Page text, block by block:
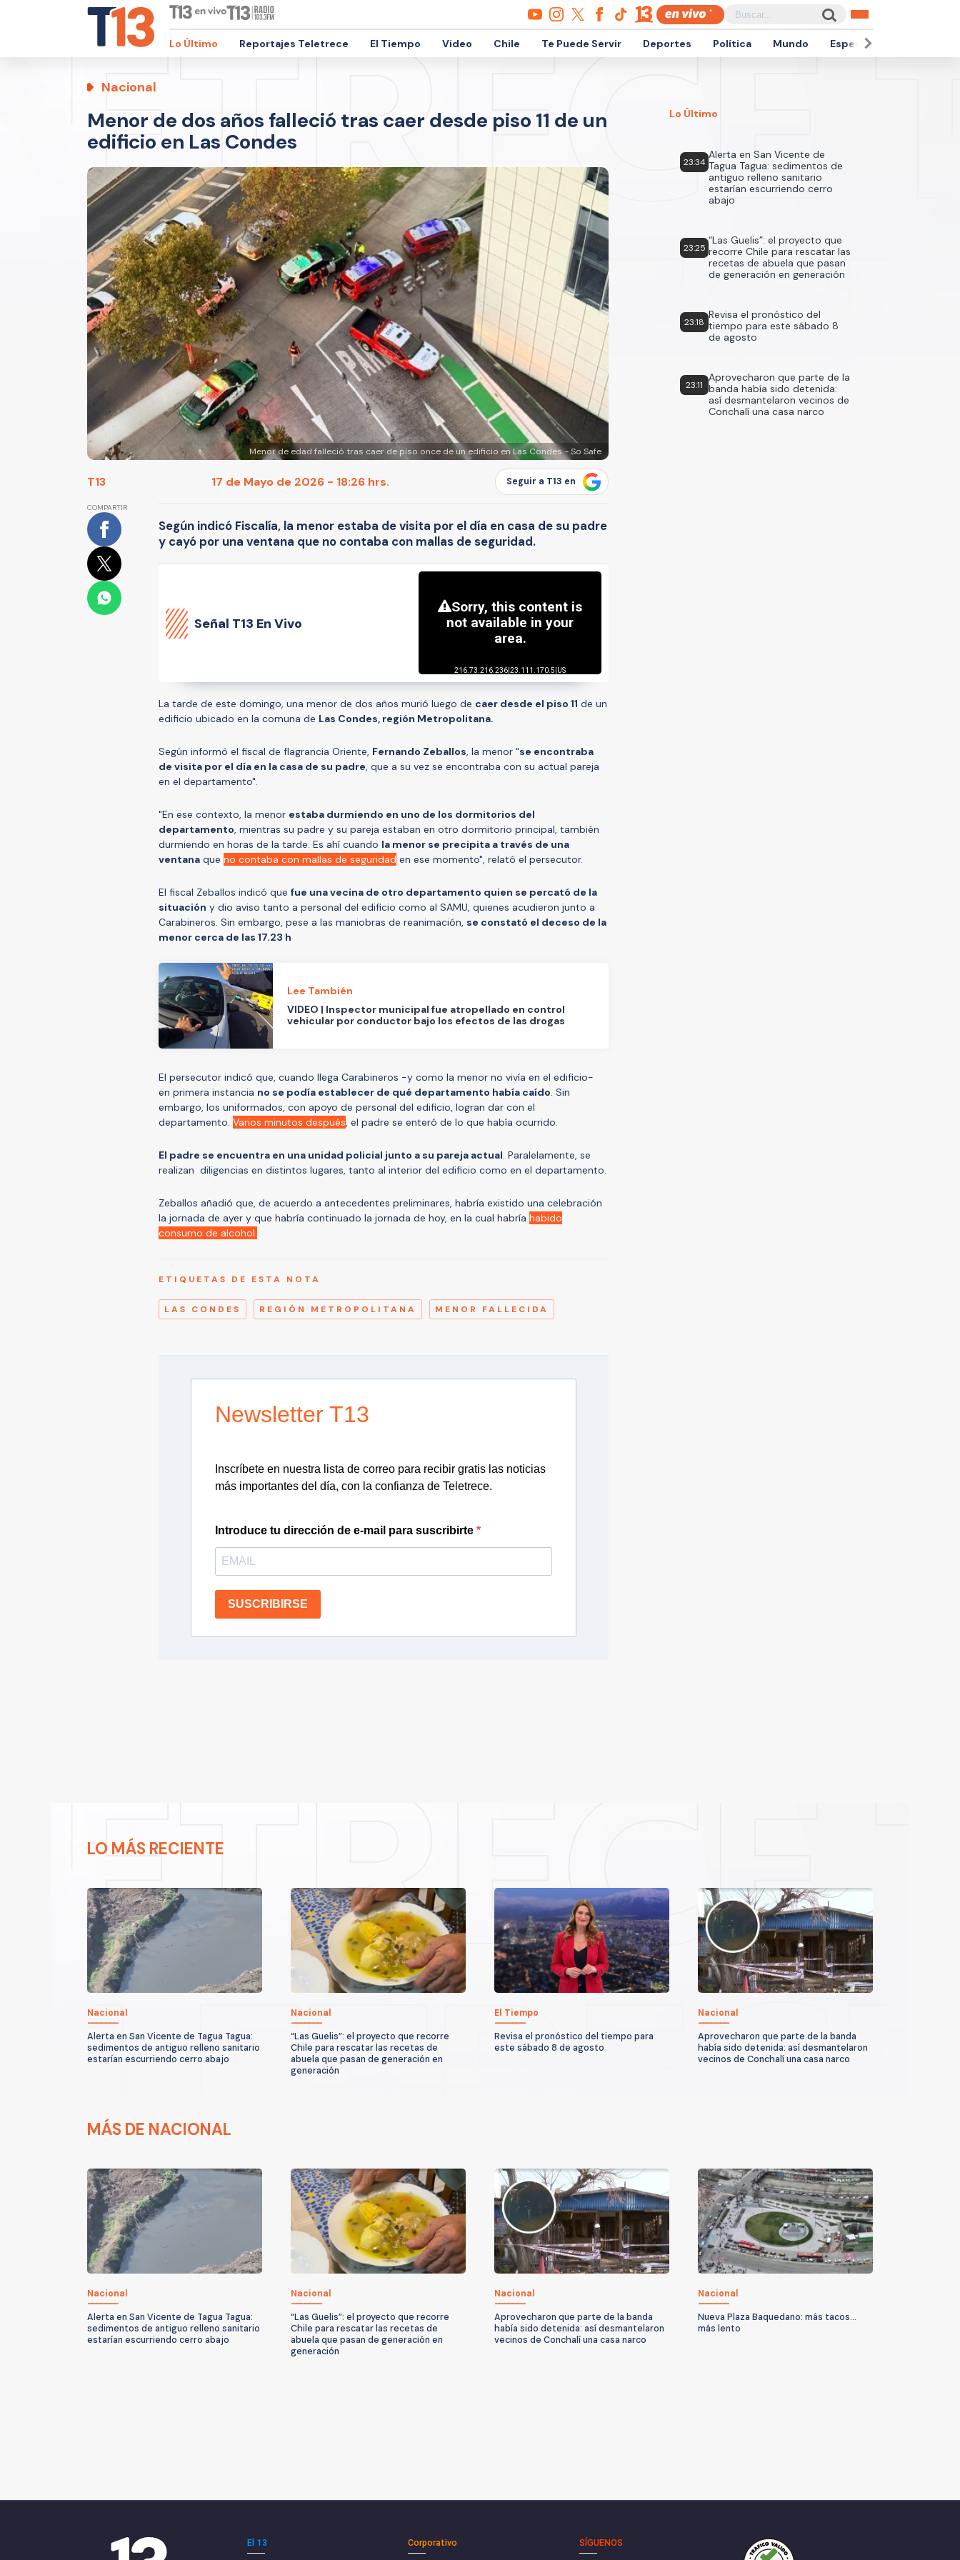
Lo Último Reportajes Teletrece El Tiempo Video Chile Te Puede Servir Deportes Política Mundo Espectáculos
Nacional
Menor de dos años falleció tras caer desde piso 11 de un
edificio en Las Condes
Menor de edad falleció tras caer de piso once de un edificio en Las Condes - So Safe
T13 17 de Mayo de 2026 - 18:26 hrs. Seguir a T13 en
COMPARTIR
Según indicó Fiscalía, la menor estaba de visita por el día en casa de su padre
y cayó por una ventana que no contaba con mallas de seguridad.
Señal T13 En Vivo
La tarde de este domingo, una menor de dos años murió luego de caer desde el piso 11 de un
edificio ubicado en la comuna de Las Condes, región Metropolitana.
Según informó el fiscal de flagrancia Oriente, Fernando Zeballos, la menor "se encontraba
de visita por el día en la casa de su padre, que a su vez se encontraba con su actual pareja
en el departamento".
"En ese contexto, la menor estaba durmiendo en uno de los dormitorios del
departamento, mientras su padre y su pareja estaban en otro dormitorio principal, también
durmiendo en horas de la tarde. Es ahí cuando la menor se precipita a través de una
ventana que no contaba con mallas de seguridad en ese momento", relató el persecutor.
El fiscal Zeballos indicó que fue una vecina de otro departamento quien se percató de la
situación y dio aviso tanto a personal del edificio como al SAMU, quienes acudieron junto a
Carabineros. Sin embargo, pese a las maniobras de reanimación, se constató el deceso de la
menor cerca de las 17.23 h
Lee También
VIDEO | Inspector municipal fue atropellado en control
vehicular por conductor bajo los efectos de las drogas
El persecutor indicó que, cuando llega Carabineros -y como la menor no vivía en el edificio-
en primera instancia no se podía establecer de qué departamento había caído. Sin
embargo, los uniformados, con apoyo de personal del edificio, logran dar con el
departamento. Varios minutos después, el padre se enteró de lo que había ocurrido.
El padre se encuentra en una unidad policial junto a su pareja actual. Paralelamente, se
realizan diligencias en distintos lugares, tanto al interior del edificio como en el departamento.
Zeballos añadió que, de acuerdo a antecedentes preliminares, habría existido una celebración
la jornada de ayer y que habría continuado la jornada de hoy, en la cual habría habido
consumo de alcohol.
ETIQUETAS DE ESTA NOTA
LAS CONDES REGIÓN METROPOLITANA MENOR FALLECIDA
Newsletter T13
Inscríbete en nuestra lista de correo para recibir gratis las noticias
más importantes del día, con la confianza de Teletrece.
Introduce tu dirección de e-mail para suscribirte
SUSCRIBIRSE
Lo Último
23:34
Alerta en San Vicente de
Tagua Tagua: sedimentos de
antiguo relleno sanitario
estarían escurriendo cerro
abajo
23:25
“Las Guelis”: el proyecto que
recorre Chile para rescatar las
recetas de abuela que pasan
de generación en generación
23:18
Revisa el pronóstico del
tiempo para este sábado 8
de agosto
23:11
Aprovecharon que parte de la
banda había sido detenida:
así desmantelaron vecinos de
Conchalí una casa narco
LO MÁS RECIENTE
Nacional
Alerta en San Vicente de Tagua Tagua:
sedimentos de antiguo relleno sanitario
estarían escurriendo cerro abajo
Nacional
“Las Guelis”: el proyecto que recorre
Chile para rescatar las recetas de
abuela que pasan de generación en
generación
El Tiempo
Revisa el pronóstico del tiempo para
este sábado 8 de agosto
Nacional
Aprovecharon que parte de la banda
había sido detenida: así desmantelaron
vecinos de Conchalí una casa narco
MÁS DE NACIONAL
Nacional
Alerta en San Vicente de Tagua Tagua:
sedimentos de antiguo relleno sanitario
estarían escurriendo cerro abajo
Nacional
“Las Guelis”: el proyecto que recorre
Chile para rescatar las recetas de
abuela que pasan de generación en
generación
Nacional
Aprovecharon que parte de la banda
había sido detenida: así desmantelaron
vecinos de Conchalí una casa narco
Nacional
Nueva Plaza Baquedano: más tacos...
más lento
El 13 Corporativo SÍGUENOS